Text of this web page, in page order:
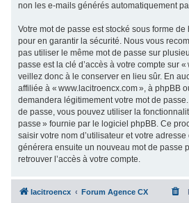
non les e-mails générés automatiquement
Votre mot de passe est stocké sous forme
pour en garantir la sécurité. Nous vous
pas utiliser le même mot de passe sur
passe est la clé d’accès à votre compte sur
veillez donc à le conserver en lieu sûr. En
affiliée à « www.lacitroencx.com », à phpBB
demandera légitimement votre mot de
de passe, vous pouvez utiliser la
passe » fournie par le logiciel phpBB. Ce
saisir votre nom d’utilisateur et votre
générera ensuite un nouveau mot de passe
retrouver l’accès à votre compte.
lacitroencx Forum Agence CX